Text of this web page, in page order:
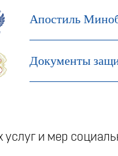
Апостиль
Документы
и мер